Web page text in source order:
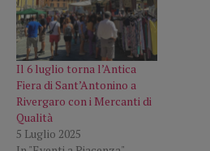
Il 6 luglio torna l’Antica
Fiera di Sant’Antonino a
Rivergaro con i Mercanti di
Qualità
5 Luglio 2025